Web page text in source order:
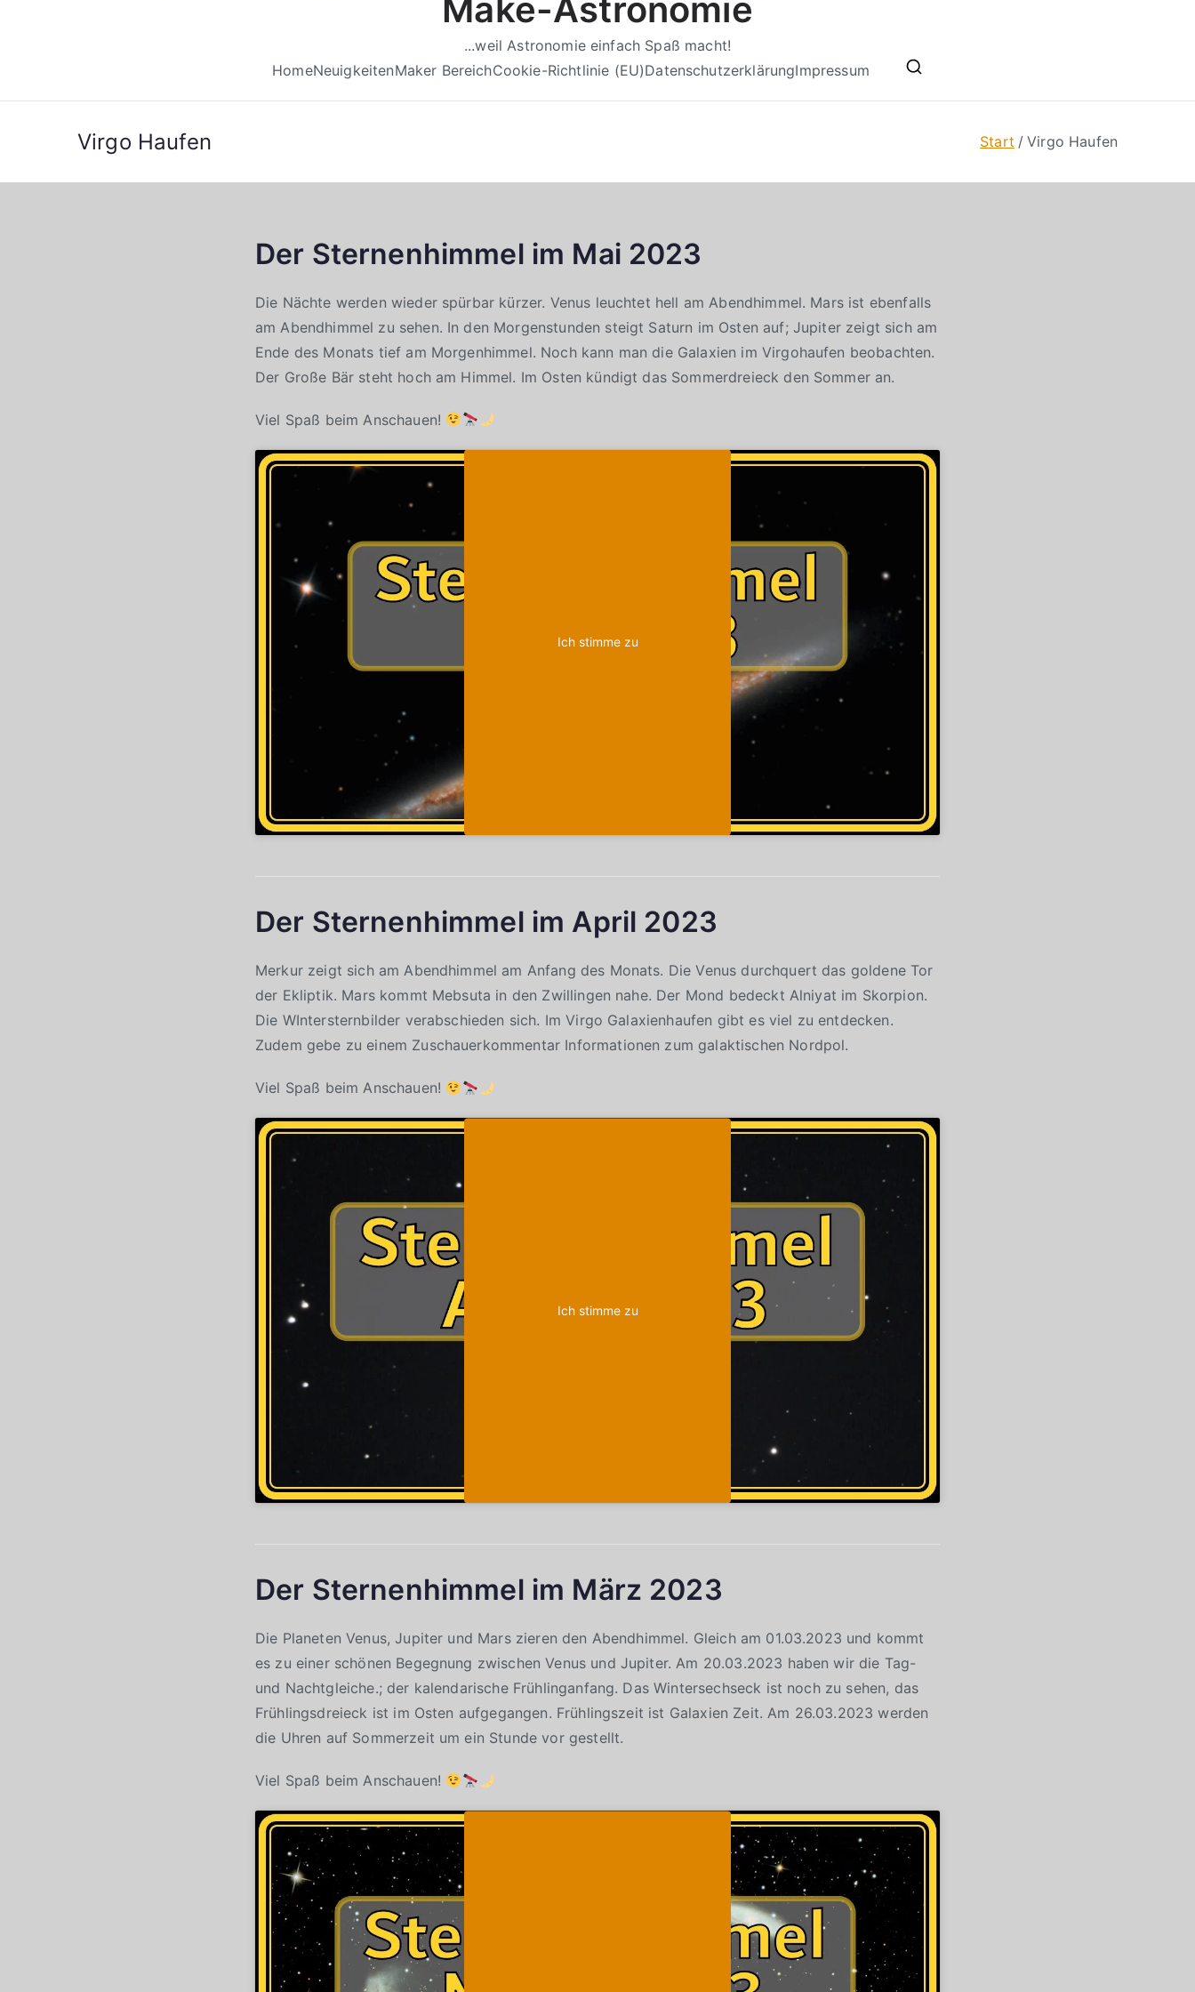
Make-Astronomie
...weil Astronomie einfach Spaß macht!
HomeNeuigkeitenMaker BereichCookie-Richtlinie (EU)DatenschutzerklärungImpressum
Virgo Haufen Start Virgo Haufen
Der Sternenhimmel im Mai 2023
Die Nächte werden wieder spürbar kürzer. Venus leuchtet hell am Abendhimmel. Mars ist ebenfalls
am Abendhimmel zu sehen. In den Morgenstunden steigt Saturn im Osten auf; Jupiter zeigt sich am
Ende des Monats tief am Morgenhimmel. Noch kann man die Galaxien im Virgohaufen beobachten.
Der Große Bär steht hoch am Himmel. Im Osten kündigt das Sommerdreieck den Sommer an.
Viel Spaß beim Anschauen!
Ich stimme zu
Der Sternenhimmel im April 2023
Merkur zeigt sich am Abendhimmel am Anfang des Monats. Die Venus durchquert das goldene Tor
der Ekliptik. Mars kommt Mebsuta in den Zwillingen nahe. Der Mond bedeckt Alniyat im Skorpion.
Die WIntersternbilder verabschieden sich. Im Virgo Galaxienhaufen gibt es viel zu entdecken.
Zudem gebe zu einem Zuschauerkommentar Informationen zum galaktischen Nordpol.
Viel Spaß beim Anschauen!
Ich stimme zu
Der Sternenhimmel im März 2023
Die Planeten Venus, Jupiter und Mars zieren den Abendhimmel. Gleich am 01.03.2023 und kommt
es zu einer schönen Begegnung zwischen Venus und Jupiter. Am 20.03.2023 haben wir die Tag-
und Nachtgleiche.; der kalendarische Frühlinganfang. Das Wintersechseck ist noch zu sehen, das
Frühlingsdreieck ist im Osten aufgegangen. Frühlingszeit ist Galaxien Zeit. Am 26.03.2023 werden
die Uhren auf Sommerzeit um ein Stunde vor gestellt.
Viel Spaß beim Anschauen!